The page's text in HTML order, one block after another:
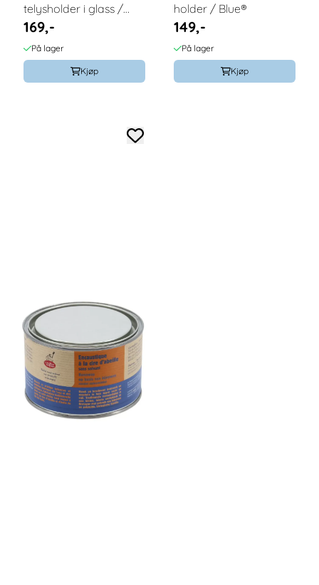
telysholder i glass /
Blue®
169,-
På lager
Kjøp
holder / Blue®
149,-
På lager
Kjøp